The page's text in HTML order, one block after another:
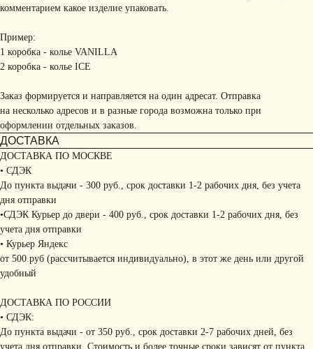
комментарием какое изделие упаковать.
Пример:
1 коробка - колье VANILLA
2 коробка - колье ICE
Заказ формируется и направляется на один адресат. Отправка
на несколько адресов и в разные города возможна только при
оформлении отдельных заказов.
ДОСТАВКА
ДОСТАВКА ПО МОСКВЕ
• СДЭК
До пункта выдачи - 300 руб., срок доставки 1-2 рабочих дня, без учета
дня отправки
•СДЭК Курьер до двери - 400 руб., срок доставки 1-2 рабочих дня, без
учета дня отправки
• Курьер Яндекс
от 500 руб (рассчитывается индивидуально), в этот же день или другой
удобный
ДОСТАВКА ПО РОССИИ
• СДЭК:
До пункта выдачи - от 350 руб., срок доставки 2-7 рабочих дней, без
учета дня отправки. Стоимость и более точные сроки зависят от пункта